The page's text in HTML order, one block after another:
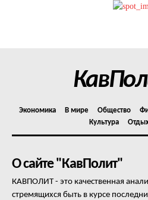
Контакты
Экономика В мире Общество
Культура
О сайте "КавПолит"
КАВПОЛИТ - это качественная
стремящихся быть в курсе